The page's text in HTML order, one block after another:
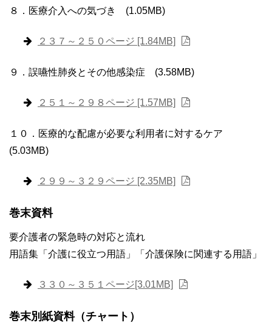
８．医療介入への気づき (1.05MB)
２３７～２５０ページ [1.84MB]
９．誤嚥性肺炎とその他感染症 (3.58MB)
２５１～２９８ページ [1.57MB]
１０．医療的な配慮が必要な利用者に対するケア
(5.03MB)
２９９～３２９ページ [2.35MB]
巻末資料
要介護者の緊急時の対応と流れ
用語集「介護に役立つ用語」「介護保険に関連する用語」
３３０～３５１ページ[3.01MB]
巻末別紙資料（チャート）